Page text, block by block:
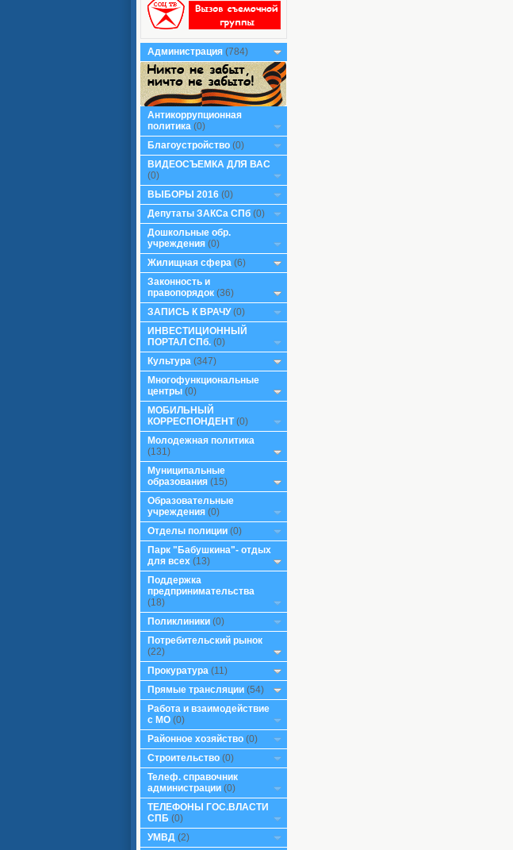
Администрация (784)
Антикоррупционная
политика (0)
Благоустройство (0)
ВИДЕОСЪЕМКА ДЛЯ ВАС
(0)
ВЫБОРЫ 2016 (0)
Депутаты ЗАКСа СПб (0)
Дошкольные обр.
учреждения (0)
Жилищная сфера (6)
Законность и
правопорядок (36)
ЗАПИСЬ К ВРАЧУ(0)
ИНВЕСТИЦИОННЫЙ
ПОРТАЛ СПб. (0)
Культура (347)
Многофункциональные
центры (0)
МОБИЛЬНЫЙ
КОРРЕСПОНДЕНТ(0)
Молодежная политика
(131)
Муниципальные
образования (15)
Образовательные
учреждения (0)
Отделы полиции (0)
Парк "Бабушкина"- отдых
для всех (13)
Поддержка
предпринимательства
(18)
Поликлиники (0)
Потребительский рынок
(22)
Прокуратура (11)
Прямые трансляции (54)
Работа и взаимодействие
с МО (0)
Районное хозяйство (0)
Строительство (0)
Телеф. справочник
администрации (0)
ТЕЛЕФОНЫ ГОС.ВЛАСТИ
СПБ (0)
УМВД (2)